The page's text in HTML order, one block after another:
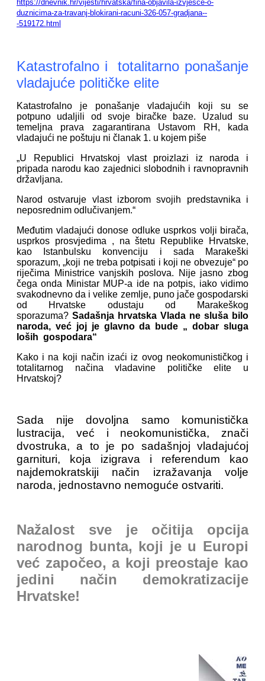
https://dnevnik.hr/vijesti/hrvatska/fina-objavila-izvjesce-o-
duznicima-za-travanj-blokirani-racuni-326-057-gradjana--
-519172.html
Katastrofalno i totalitarno ponašanje
vladajuće političke elite
Katastrofalno je ponašanje vladajućih koji su se
potpuno udaljili od svoje biračke baze. Uzalud su
temeljna prava zagarantirana Ustavom RH, kada
vladajući ne poštuju ni članak 1. u kojem piše
„U Republici Hrvatskoj vlast proizlazi iz naroda i
pripada narodu kao zajednici slobodnih i ravnopravnih
državljana.
Narod ostvaruje vlast izborom svojih predstavnika i
neposrednim odlučivanjem.“
Međutim vladajući donose odluke usprkos volji birača,
usprkos prosvjedima , na štetu Republike Hrvatske,
kao Istanbulsku konvenciju i sada Marakeški
sporazum, „koji ne treba potpisati i koji ne obvezuje“ po
riječima Ministrice vanjskih poslova. Nije jasno zbog
čega onda Ministar MUP-a ide na potpis, iako vidimo
svakodnevno da i velike zemlje, puno jače gospodarski
od Hrvatske odustaju od Marakeškog
sporazuma? Sadašnja hrvatska Vlada ne sluša bilo
naroda, već joj je glavno da bude „ dobar sluga
loših gospodara“
Kako i na koji način izaći iz ovog neokomunističkog i
totalitarnog načina vladavine političke elite u
Hrvatskoj?
Sada nije dovoljna samo komunistička
lustracija, već i neokomunistička, znači
dvostruka, a to je po sadašnjoj vladajućoj
garnituri, koja izigrava i referendum kao
najdemokratskiji način izražavanja volje
naroda, jednostavno nemoguće ostvariti.
Nažalost sve je očitija opcija
narodnog bunta, koji je u Europi
već započeo, a koji preostaje kao
jedini način demokratizacije
Hrvatske!